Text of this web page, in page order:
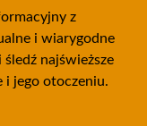
z
i wiarygodne
najświeższe
i jego otoczeniu.